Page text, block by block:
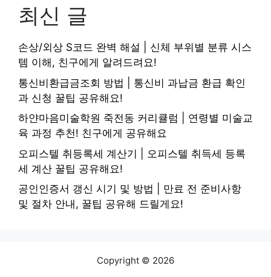
최신 글
손상/외상 S코드 완벽 해설 | 신체 부위별 분류 시스
템 이해, 친구에게 알려드려요!
통신비환급금조회 방법 | 통신비 과납금 환급 확인
과 신청 꿀팁 공유해요!
하얀마음미술학원 죽전동 커리큘럼 | 연령별 미술교
육 과정 추천! 친구에게 공유해요
오피스텔 취등록세 계산기 | 오피스텔 취득세 등록
세 계산 꿀팁 공유해요!
공인인증서 갱신 시기 및 방법 | 만료 전 준비사항
및 절차 안내, 꿀팁 공유해 드릴게요!
Copyright © 2026